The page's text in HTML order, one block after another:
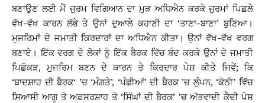
ਬਣਾਉਣ ਲਈ ਮੈਂ ਜੁਰਮ ਵਿਗਿਆਨ ਦਾ ਮੁੜ ਅਧਿਐਨ ਕਰਕੇ ਜੁਰਮਾਂ ਪਿਛਲੇ
ਵੱਖ-ਵੱਖ ਕਾਰਨ ਲੱਭੇ ਤੇ ਉਨਾਂ ਦੁਆਲੇ ਕਹਾਣੀ ਦਾ ‘ਤਾਣਾ-ਬਾਣਾ’ ਬੁਣਿਆ।
ਮੁਜਰਿਮਾਂ ਦੇ ਜਮਾਤੀ ਕਿਰਦਾਰਾਂ ਦਾ ਅਧਿਐਨ ਕੀਤਾ। ਉਨਾਂ ਵੱਖ-ਵੱਖ ਵਰਗ
ਬਣਾਏ। ਇੱਕ ਵਰਗ ਦੇ ਲੋਕਾਂ ਨੂੰ ਇੱਕ ਬੈਰਕ ਵਿੱਚ ਬੰਦ ਕਰਕੇ ਉਨਾਂ ਦੇ ਜਮਾਤੀ
ਪਿਛੋਕੜ, ਮੁਜਰਿਮ ਬਣਨ ਦੇ ਕਾਰਨ ਤੇ ਕਿਰਦਾਰ ਪੇਸ਼ ਕੀਤੇ ਜਿਵੇਂ; ਕਿ
‘ਬਾਦਸ਼ਾਹ ਦੀ ਬੈਰਕ‘ ’ਚ ‘ਮੰਗਤੇ’, ‘ਪੰਛੀਆਂ’ ਦੀ ਬੈਰਕ ’ਚ ਲੁੰਪਨ, ‘ਕੋਠੀ’ ਵਿੱਚ
ਸਿਆਸੀ ਆਗੂ ਤੇ ਅਫ਼ਸਰਸ਼ਾਹ ਤੇ ‘ਸਿੰਘਾਂ ਦੀ ਬੈਰਕ’ ’ਚ ਅੱਤਵਾਦੀ ਕੈਦੀ ਪੇਸ਼